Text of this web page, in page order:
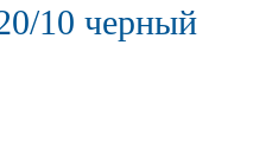
10 черный